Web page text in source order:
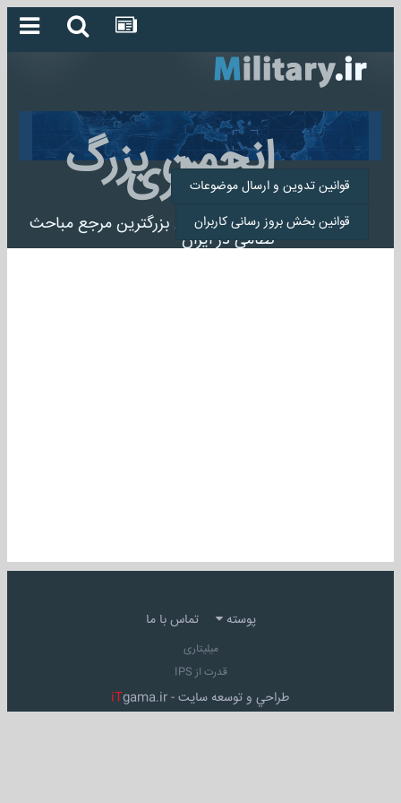
انجمن بزرگ
میلیتاری
انجمن میلیتاری بزرگترین مرجع مباحث
نظامی در ایران
قوانین تدوین و ارسال موضوعات
قوانین بخش بروز رسانی کاربران
پوسته تماس با ما
میلیتاری
قدرت از IPS
طراحي و توسعه سايت - iTgama.ir